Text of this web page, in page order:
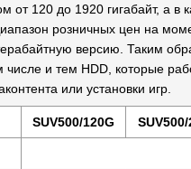
120 до 1920 гигабайт, а в
розничных цен на
версию. Таким
и тем HDD, которые
или установки игр.
SUV500/120G SUV500/